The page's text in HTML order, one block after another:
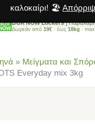
καλοκαίρι! 🏖️
BOX NOW Lockers|
Δωρεάν από 19€ · έως 18kg · max
» Μείγματα και
Everyday mix 3kg